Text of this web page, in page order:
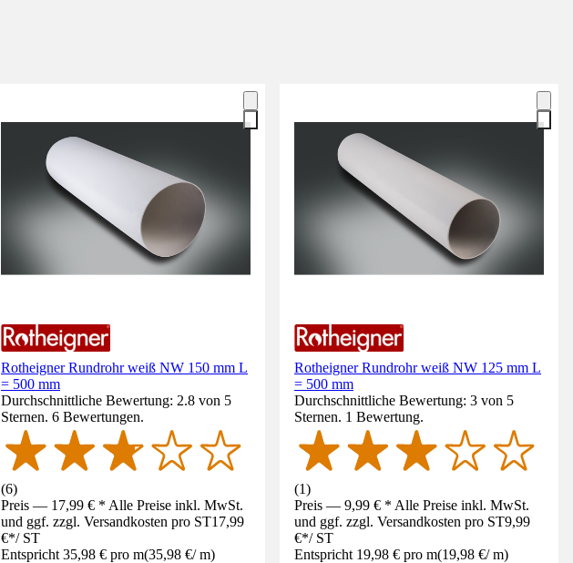
Rotheigner Rundrohr weiß NW 150 mm L
= 500 mm
Durchschnittliche Bewertung: 2.8 von 5
Sternen. 6 Bewertungen.
(6)
Preis — 17,99 € * Alle Preise inkl. MwSt.
und ggf. zzgl. Versandkosten pro ST17,99
€*/ ST
Entspricht 35,98 € pro m(35,98 €/ m)
Rotheigner Rundrohr weiß NW 125 mm L
= 500 mm
Durchschnittliche Bewertung: 3 von 5
Sternen. 1 Bewertung.
(1)
Preis — 9,99 € * Alle Preise inkl. MwSt.
und ggf. zzgl. Versandkosten pro ST9,99
€*/ ST
Entspricht 19,98 € pro m(19,98 €/ m)